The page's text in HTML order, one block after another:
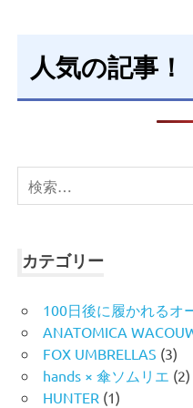
人気の記事！
検
索
カテゴリー
100日後に履かれるオ
ANATOMICA
FOX UMBRELLAS (3)
hands × 傘ソムリエ (2)
HUNTER (1)